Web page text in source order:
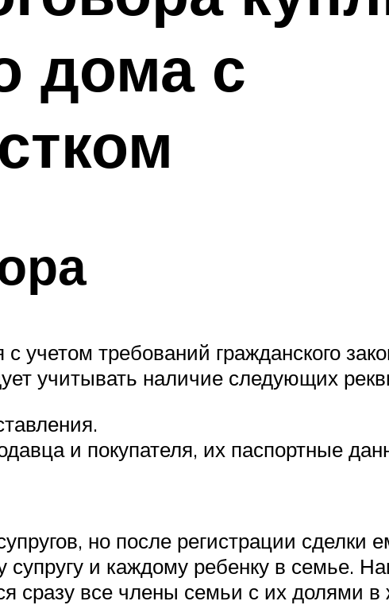
дома с
учетом требований гражданского
учитывать наличие следующих
и покупателя, их паспортные
но после регистрации сделки
и каждому ребенку в семье.
сразу все члены семьи с их долями